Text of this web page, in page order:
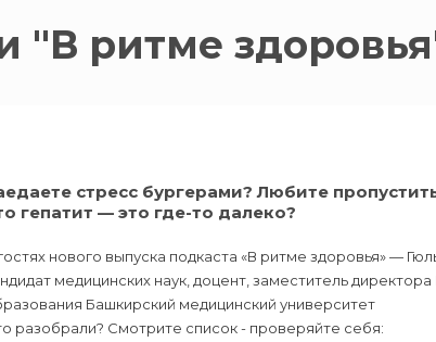
"В ритме
стресс бургерами? Любите
гепатит — это где-то далеко?
нового выпуска подкаста «В ритме здоровья» —
медицинских наук, доцент, заместитель
Башкирский медицинский университет
разобрали? Смотрите список - проверяйте себя: